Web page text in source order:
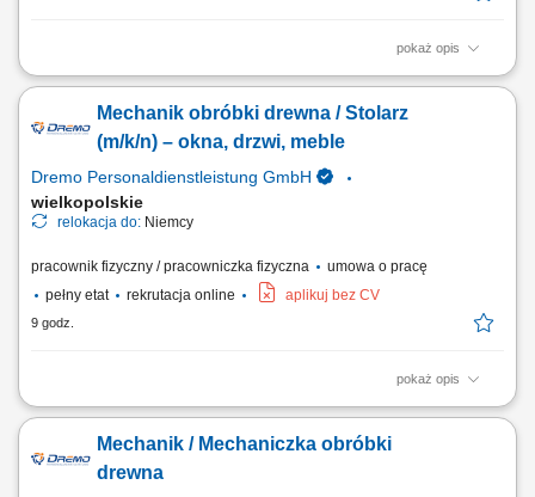
pokaż opis
Zakres obowiązków: Realizacja prac stolarskich związanych z
organizacja procesu produkcji i montażu; Wykonywanie elementów
zgodnie z dokumentacją techniczną i wytycznymi; Obsługa maszyn do
Mechanik obróbki drewna / Stolarz
(m/k/n) – okna, drzwi, meble
Dremo Personaldienstleistung GmbH
wielkopolskie
relokacja do: Niemcy
pracownik fizyczny / pracowniczka fizyczna
umowa o pracę
pełny etat
rekrutacja online aplikuj bez CV
9 godz.
pokaż opis
Obowiązki: Cięcie elementów ram oraz płyt według wytycznych;
elementów oraz składanie konstrukcji; Naprawa i konserwacja okien,
drzwi oraz mebli; Montaż okuć do okien i drzwi oraz ich wymiana;
Mechanik / Mechaniczka obróbki
drewna